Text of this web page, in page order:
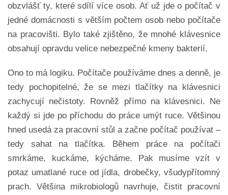
obzvlášť ty, které sdílí více osob. Ať už jde o počítač v
jedné domácnosti s větším počtem osob nebo počítače
na pracovišti. Bylo také zjištěno, že mnohé klávesnice
obsahují opravdu velice nebezpečné kmeny bakterií.
Ono to má logiku. Počítače používáme dnes a denně, je
tedy pochopitelné, že se mezi tlačítky na klávesnici
zachycují nečistoty. Rovněž přímo na klávesnici. Ne
každý si jde po příchodu do práce umýt ruce. Většinou
hned usedá za pracovní stůl a začne počítač používat –
tedy sahat na tlačítka. Během práce na počítači
smrkáme, kuckáme, kýcháme. Pak musíme vzít v
potaz umatlané ruce od jídla, drobečky, všudypřítomný
prach. Většina mikrobiologů navrhuje, čistit pracovní